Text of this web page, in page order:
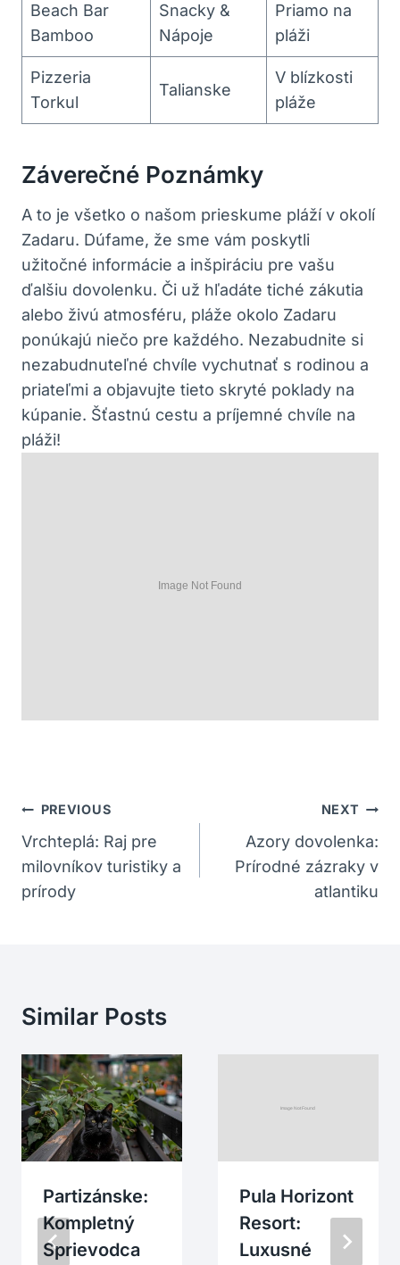
Beach Bar
Bamboo
Snacky &
Nápoje
Priamo na
pláži
Pizzeria
Torkul
Talianske
V blízkosti
pláže
Záverečné Poznámky
A to je všetko o našom prieskume pláží v okolí
Zadaru. Dúfame, že sme vám poskytli
užitočné informácie a inšpiráciu pre vašu
ďalšiu dovolenku. Či už hľadáte tiché zákutia
alebo živú atmosféru, pláže okolo Zadaru
ponúkajú niečo pre každého. Nezabudnite si
nezabudnuteľné chvíle vychutnať s rodinou a
priateľmi a objavujte tieto skryté poklady na
kúpanie. Šťastnú cestu a príjemné chvíle na
pláži!
Navigácia
V
Článku
PREVIOUS
Vrchteplá: Raj pre
milovníkov turistiky a
prírody
NEXT
Azory dovolenka:
Prírodné zázraky v
atlantiku
Similar Posts
Partizánske:
Kompletný
Sprievodca
Pula Horizont
Resort:
Luxusné